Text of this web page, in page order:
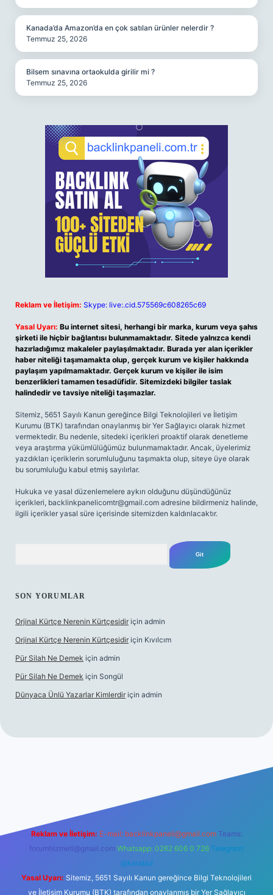
Kanada’da Amazon’da en çok satılan ürünler nelerdir ?
Temmuz 25, 2026
Bilsem sınavına ortaokulda girilir mi ?
Temmuz 25, 2026
Reklam ve İletişim: Skype: live:.cid.575569c608265c69
Yasal Uyarı: Bu internet sitesi, herhangi bir marka, kurum veya şahıs
şirketi ile hiçbir bağlantısı bulunmamaktadır. Sitede yalnızca kendi
hazırladığımız makaleler paylaşılmaktadır. Burada yer alan içerikler
haber niteliği taşımamakta olup, gerçek kurum ve kişiler hakkında
paylaşım yapılmamaktadır. Gerçek kurum ve kişiler ile isim
benzerlikleri tamamen tesadüfidir. Sitemizdeki bilgiler taslak
halindedir ve tavsiye niteliği taşımazlar.
Sitemiz, 5651 Sayılı Kanun gereğince Bilgi Teknolojileri ve İletişim
Kurumu (BTK) tarafından onaylanmış bir Yer Sağlayıcı olarak hizmet
vermektedir. Bu nedenle, sitedeki içerikleri proaktif olarak denetleme
veya araştırma yükümlülüğümüz bulunmamaktadır. Ancak, üyelerimiz
yazdıkları içeriklerin sorumluluğunu taşımakta olup, siteye üye olarak
bu sorumluluğu kabul etmiş sayılırlar.
Hukuka ve yasal düzenlemelere aykırı olduğunu düşündüğünüz
içerikleri, backlinkpanelicomtr@gmail.com adresine bildirmeniz halinde,
ilgili içerikler yasal süre içerisinde sitemizden kaldırılacaktır.
SON YORUMLAR
Orjinal Kürtçe Nerenin Kürtçesidir için admin
Orjinal Kürtçe Nerenin Kürtçesidir için Kıvılcım
Pür Silah Ne Demek için admin
Pür Silah Ne Demek için Songül
Dünyaca Ünlü Yazarlar Kimlerdir için admin
Reklam ve İletişim: E-mail: backlinkpaneli@gmail.com Teams:
forumhizmeti@gmail.com Whatsapp: 0262 606 0 726 Telegram:
@karabul
Yasal Uyarı: Sitemiz, 5651 Sayılı Kanun gereğince Bilgi Teknolojileri
ve İletişim Kurumu (BTK) tarafından onaylanmış bir Yer Sağlayıcı